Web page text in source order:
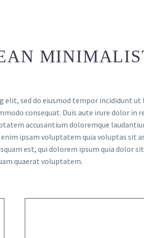
sed do eiusmod tempor incididunt
consequat. Duis aute irure dolor
accusantium doloremque
ipsam voluptatem quia voluptas sit
est, qui dolorem ipsum quia dolor
quaerat voluptatem.